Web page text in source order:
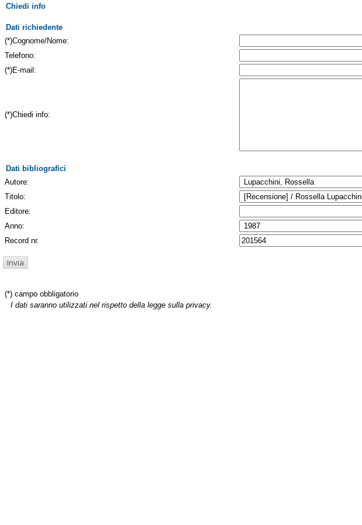
Chiedi info
Dati richiedente
(*)Cognome/Nome:
Telefono:
(*)E-mail:
(*)Chiedi info:
Dati bibliografici
Autore:
Titolo:
Editore:
Anno:
Record nr.
(*) campo obbligatorio
I dati saranno utilizzati nel rispetto della legge sulla privacy.